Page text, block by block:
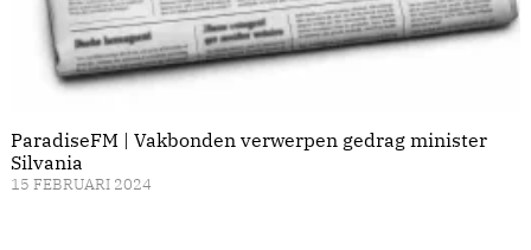
ParadiseFM | Vakbonden verwerpen gedrag minister
Silvania
15 FEBRUARI 2024